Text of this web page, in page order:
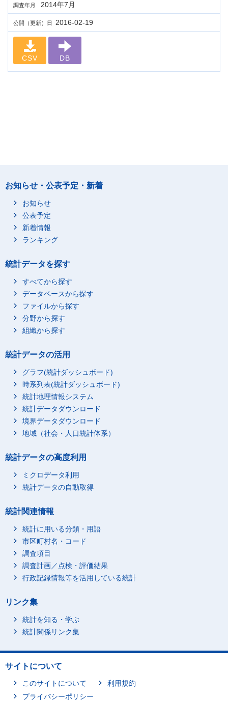
調査年月 2014年7月
公開（更新）日 2016-02-19
CSV DB
お知らせ・公表予定・新着
お知らせ
公表予定
新着情報
ランキング
統計データを探す
すべてから探す
データベースから探す
ファイルから探す
分野から探す
組織から探す
統計データの活用
グラフ(統計ダッシュボード)
時系列表(統計ダッシュボード)
統計地理情報システム
統計データダウンロード
境界データダウンロード
地域（社会・人口統計体系）
統計データの高度利用
ミクロデータ利用
統計データの自動取得
統計関連情報
統計に用いる分類・用語
市区町村名・コード
調査項目
調査計画／点検・評価結果
行政記録情報等を活用している統計
リンク集
統計を知る・学ぶ
統計関係リンク集
サイトについて
このサイトについて
利用規約
プライバシーポリシー